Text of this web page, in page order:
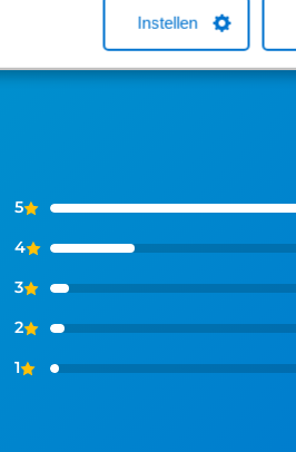
Instellen
5
4
3
2
1